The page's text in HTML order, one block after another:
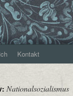
Kontakt
Nationalsozialismus